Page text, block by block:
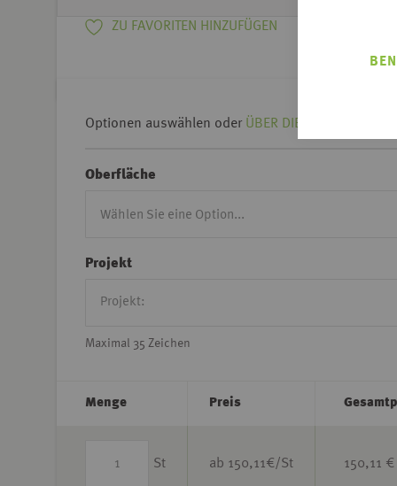
ZU FAVORITEN HINZUFÜGEN
Optionen auswählen oder ÜBER DIE KREUZTABELLE
Oberfläche
Projekt
Maximal 35 Zeichen
Menge
St
Preis
ab 150,11€/St 150,11 €